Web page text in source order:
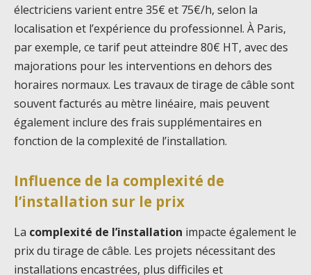
électriciens varient entre 35€ et 75€/h, selon la
localisation et l’expérience du professionnel. À Paris,
par exemple, ce tarif peut atteindre 80€ HT, avec des
majorations pour les interventions en dehors des
horaires normaux. Les travaux de tirage de câble sont
souvent facturés au mètre linéaire, mais peuvent
également inclure des frais supplémentaires en
fonction de la complexité de l’installation.
Influence de la complexité de
l’installation sur le prix
La complexité de l’installation impacte également le
prix du tirage de câble. Les projets nécessitant des
installations encastrées, plus difficiles et